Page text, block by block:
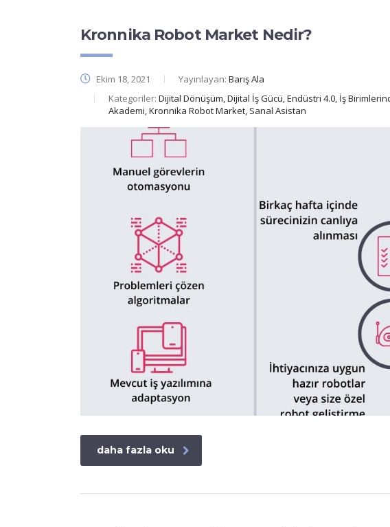
Kronnika Robot Market Nedir?
Ekim 18, 2021 Yayınlayan: Barış Ala
Kategoriler: Dijital Dönüşüm, Dijital İş Gücü, Endüstri 4.0, İş
Akademi, Kronnika Robot Market, Sanal Asistan
daha fazla oku